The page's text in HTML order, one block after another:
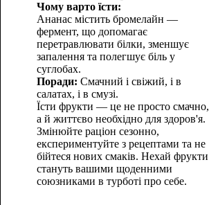
Чому варто їсти:
Ананас містить бромелайн —
фермент, що допомагає
перетравлювати білки, зменшує
запалення та полегшує біль у
суглобах.
Поради: Смачний і свіжий, і в
салатах, і в смузі.
Їсти фрукти — це не просто смачно,
а й життєво необхідно для здоров'я.
Змінюйте раціон сезонно,
експериментуйте з рецептами та не
бійтеся нових смаків. Нехай фрукти
стануть вашими щоденними
союзниками в турботі про себе.